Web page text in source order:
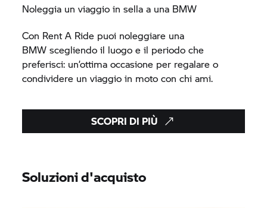
Noleggia un viaggio in sella a una BMW
Con Rent A Ride puoi noleggiare una
BMW scegliendo il luogo e il periodo che
preferisci: un’ottima occasione per regalare o
condividere un viaggio in moto con chi ami.
SCOPRI DI PIÙ
Soluzioni d'acquisto